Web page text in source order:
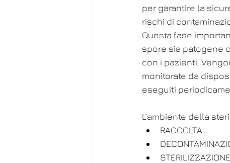
per garantire la
rischi di
Questa fase
spore sia patogene
con i pazienti.
monitorate da
eseguiti
L’ambiente della
RACCOLTA